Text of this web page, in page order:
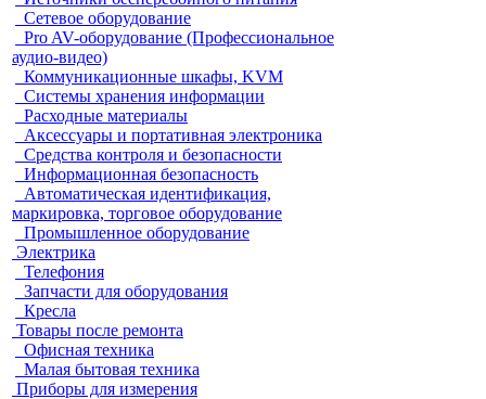
Сетевое оборудование
Pro AV-оборудование (Профессиональное
аудио-видео)
Коммуникационные шкафы, KVM
Системы хранения информации
Расходные материалы
Аксессуары и портативная электроника
Средства контроля и безопасности
Информационная безопасность
Автоматическая идентификация,
маркировка, торговое оборудование
Промышленное оборудование
Электрика
Телефония
Запчасти для оборудования
Кресла
Товары после ремонта
Офисная техника
Малая бытовая техника
Приборы для измерения